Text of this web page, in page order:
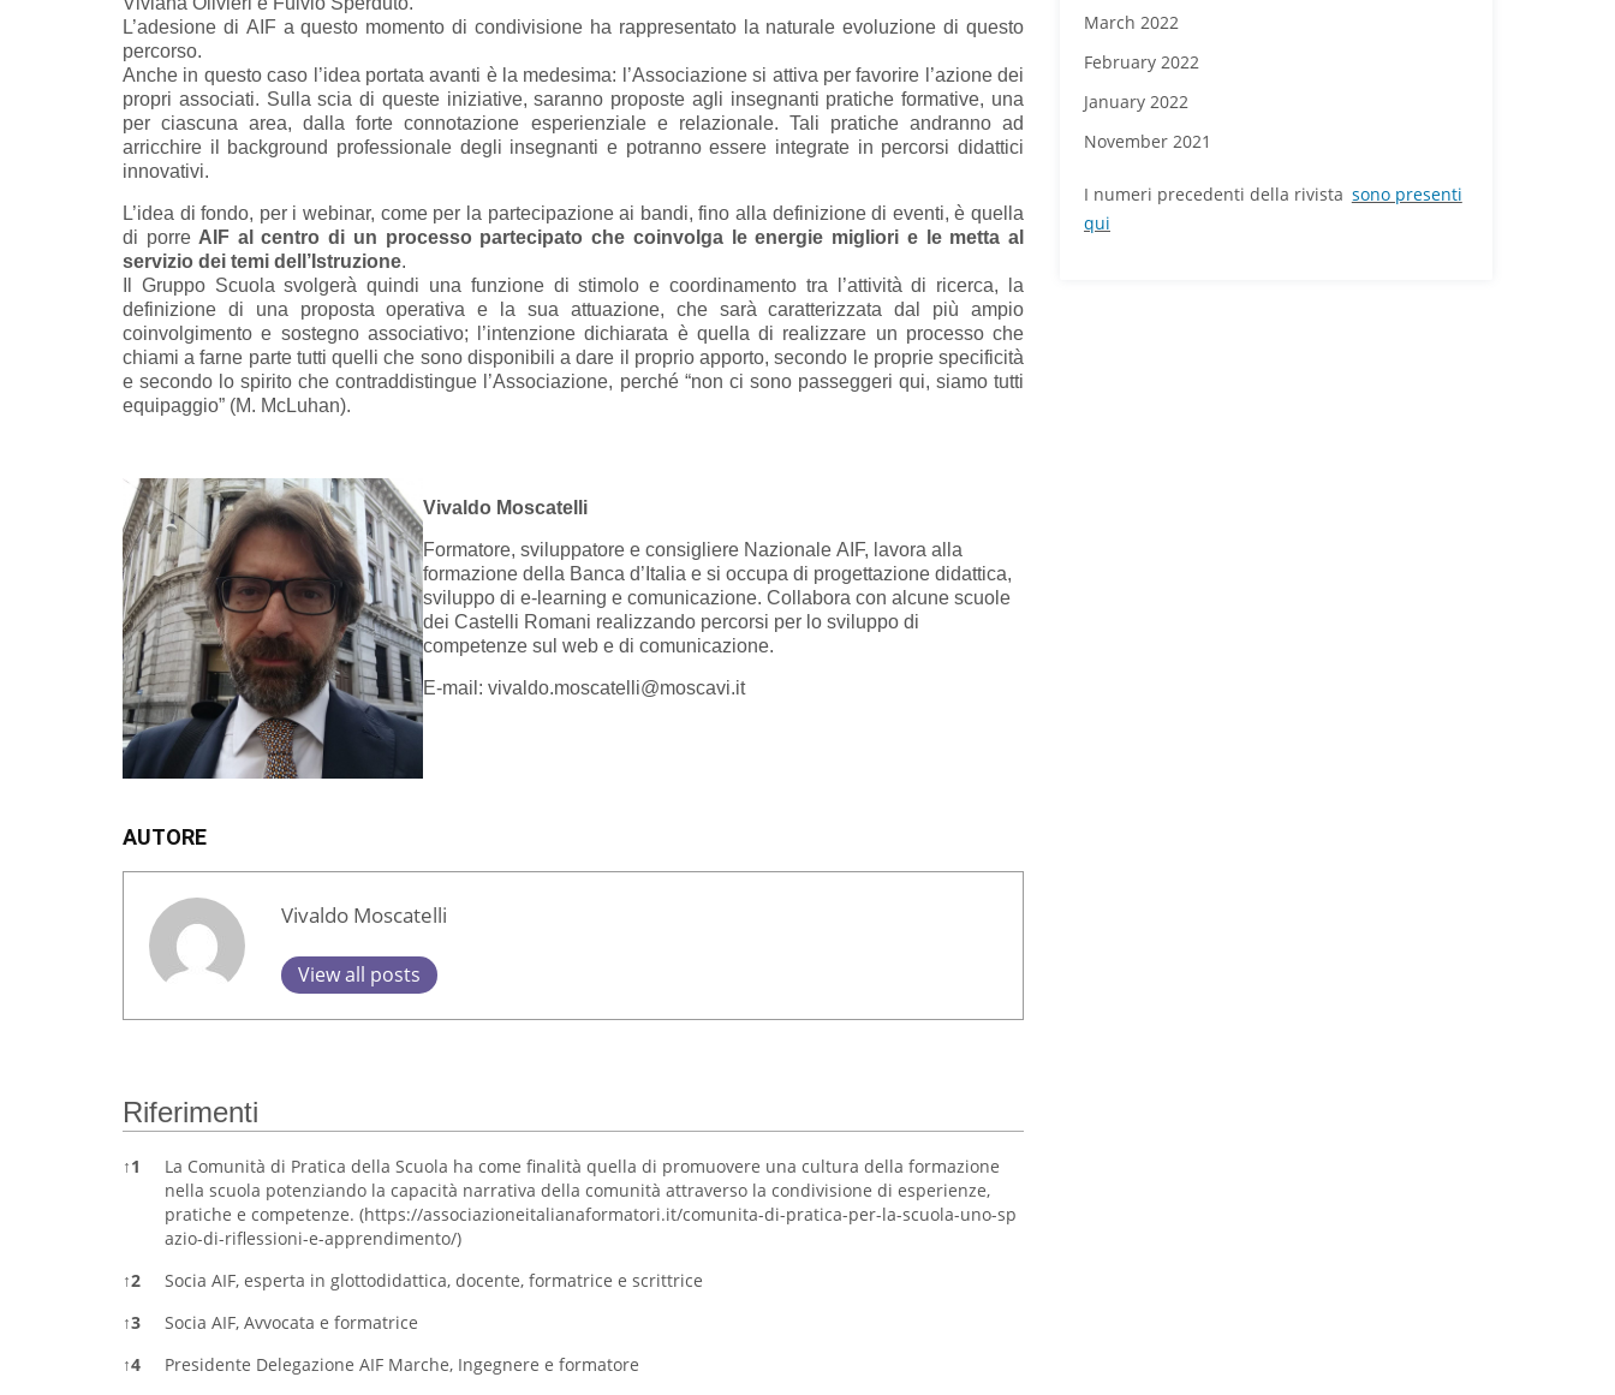
L’adesione di AIF a questo momento di condivisione ha rappresentato la naturale evoluzione di questo
percorso.
Anche in questo caso l’idea portata avanti è la medesima: l’Associazione si attiva per favorire l’azione dei
propri associati. Sulla scia di queste iniziative, saranno proposte agli insegnanti pratiche formative, una
per ciascuna area, dalla forte connotazione esperienziale e relazionale. Tali pratiche andranno ad
arricchire il background professionale degli insegnanti e potranno essere integrate in percorsi didattici
innovativi.
L’idea di fondo, per i webinar, come per la partecipazione ai bandi, fino alla definizione di eventi, è quella
di porre AIF al centro di un processo partecipato che coinvolga le energie migliori e le metta al
servizio dei temi dell’Istruzione.
Il Gruppo Scuola svolgerà quindi una funzione di stimolo e coordinamento tra l’attività di ricerca, la
definizione di una proposta operativa e la sua attuazione, che sarà caratterizzata dal più ampio
coinvolgimento e sostegno associativo; l’intenzione dichiarata è quella di realizzare un processo che
chiami a farne parte tutti quelli che sono disponibili a dare il proprio apporto, secondo le proprie specificità
e secondo lo spirito che contraddistingue l’Associazione, perché “non ci sono passeggeri qui, siamo tutti
equipaggio” (M. McLuhan).
Vivaldo Moscatelli
Formatore, sviluppatore e consigliere Nazionale AIF, lavora alla
formazione della Banca d’Italia e si occupa di progettazione didattica,
sviluppo di e-learning e comunicazione. Collabora con alcune scuole
dei Castelli Romani realizzando percorsi per lo sviluppo di
competenze sul web e di comunicazione.
E-mail: vivaldo.moscatelli@moscavi.it
AUTORE
Vivaldo Moscatelli
View all posts
Riferimenti
↑1
La Comunità di Pratica della Scuola ha come finalità quella di promuovere una cultura della formazione
nella scuola potenziando la capacità narrativa della comunità attraverso la condivisione di esperienze,
pratiche e competenze. (https://associazioneitalianaformatori.it/comunita-di-pratica-per-la-scuola-uno-sp
azio-di-riflessioni-e-apprendimento/)
↑2
Socia AIF, esperta in glottodidattica, docente, formatrice e scrittrice
↑3
Socia AIF, Avvocata e formatrice
↑4
Presidente Delegazione AIF Marche, Ingegnere e formatore
March 2022
February 2022
January 2022
November 2021
I numeri precedenti della rivista sono presenti
qui